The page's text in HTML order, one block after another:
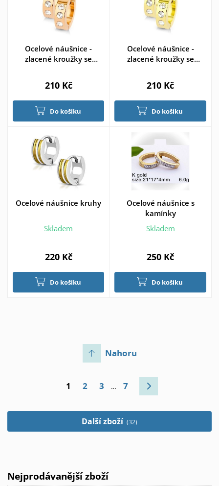
Ocelové náušnice -
zlacené kroužky se
210 Kč
Do košíku
Ocelové náušnice -
zlacené kroužky se
210 Kč
Do košíku
Ocelové náušnice kruhy
Skladem
220 Kč
Do košíku
Ocelové náušnice s
kamínky
Skladem
250 Kč
Do košíku
1 2 3 … 7
Nahoru
Další zboží (32)
Nejprodávanější zboží